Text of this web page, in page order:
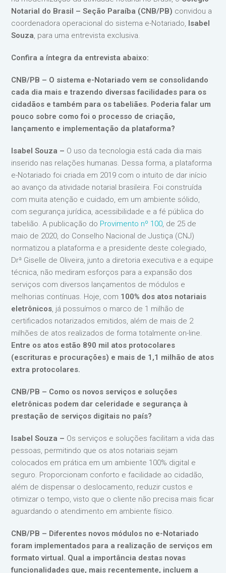
Notarial do Brasil – Seção Paraíba (CNB/PB) convidou a
coordenadora operacional do sistema e-Notariado, Isabel
Souza, para uma entrevista exclusiva.
Confira a íntegra da entrevista abaixo:
CNB/PB – O sistema e-Notariado vem se consolidando
cada dia mais e trazendo diversas facilidades para os
cidadãos e também para os tabeliães. Poderia falar um
pouco sobre como foi o processo de criação,
lançamento e implementação da plataforma?
Isabel Souza – O uso da tecnologia está cada dia mais
inserido nas relações humanas. Dessa forma, a plataforma
e-Notariado foi criada em 2019 com o intuito de dar início
ao avanço da atividade notarial brasileira. Foi construída
com muita atenção e cuidado, em um ambiente sólido,
com segurança jurídica, acessibilidade e a fé pública do
tabelião. A publicação do Provimento nº 100, de 25 de
maio de 2020, do Conselho Nacional de Justiça (CNJ)
normatizou a plataforma e a presidente deste colegiado,
Drª Giselle de Oliveira, junto a diretoria executiva e a equipe
técnica, não mediram esforços para a expansão dos
serviços com diversos lançamentos de módulos e
melhorias contínuas. Hoje, com 100% dos atos notariais
eletrônicos, já possuímos o marco de 1 milhão de
certificados notarizados emitidos, além de mais de 2
milhões de atos realizados de forma totalmente on-line.
Entre os atos estão 890 mil atos protocolares
(escrituras e procurações) e mais de 1,1 milhão de atos
extra protocolares.
CNB/PB – Como os novos serviços e soluções
eletrônicas podem dar celeridade e segurança à
prestação de serviços digitais no país?
Isabel Souza – Os serviços e soluções facilitam a vida das
pessoas, permitindo que os atos notariais sejam
colocados em prática em um ambiente 100% digital e
seguro. Proporcionam conforto e facilidade ao cidadão,
além de dispensar o deslocamento, reduzir custos e
otimizar o tempo, visto que o cliente não precisa mais ficar
aguardando o atendimento em ambiente físico.
CNB/PB – Diferentes novos módulos no e-Notariado
foram implementados para a realização de serviços em
formato virtual. Qual a importância destas novas
funcionalidades que, mais recentemente, incluem a